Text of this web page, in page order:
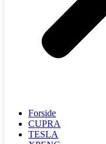
Forside
CUPRA
TESLA